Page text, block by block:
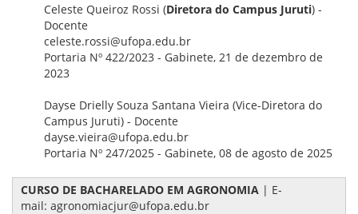
Celeste Queiroz Rossi (Diretora do Campus Juruti) -
Docente
celeste.rossi@ufopa.edu.br
Portaria Nº 422/2023 - Gabinete, 21 de dezembro de
2023
Dayse Drielly Souza Santana Vieira (Vice-Diretora do
Campus Juruti) - Docente
dayse.vieira@ufopa.edu.br
Portaria Nº 247/2025 - Gabinete, 08 de agosto de 2025
CURSO DE BACHARELADO EM AGRONOMIA | E-
mail: agronomiacjur@ufopa.edu.br